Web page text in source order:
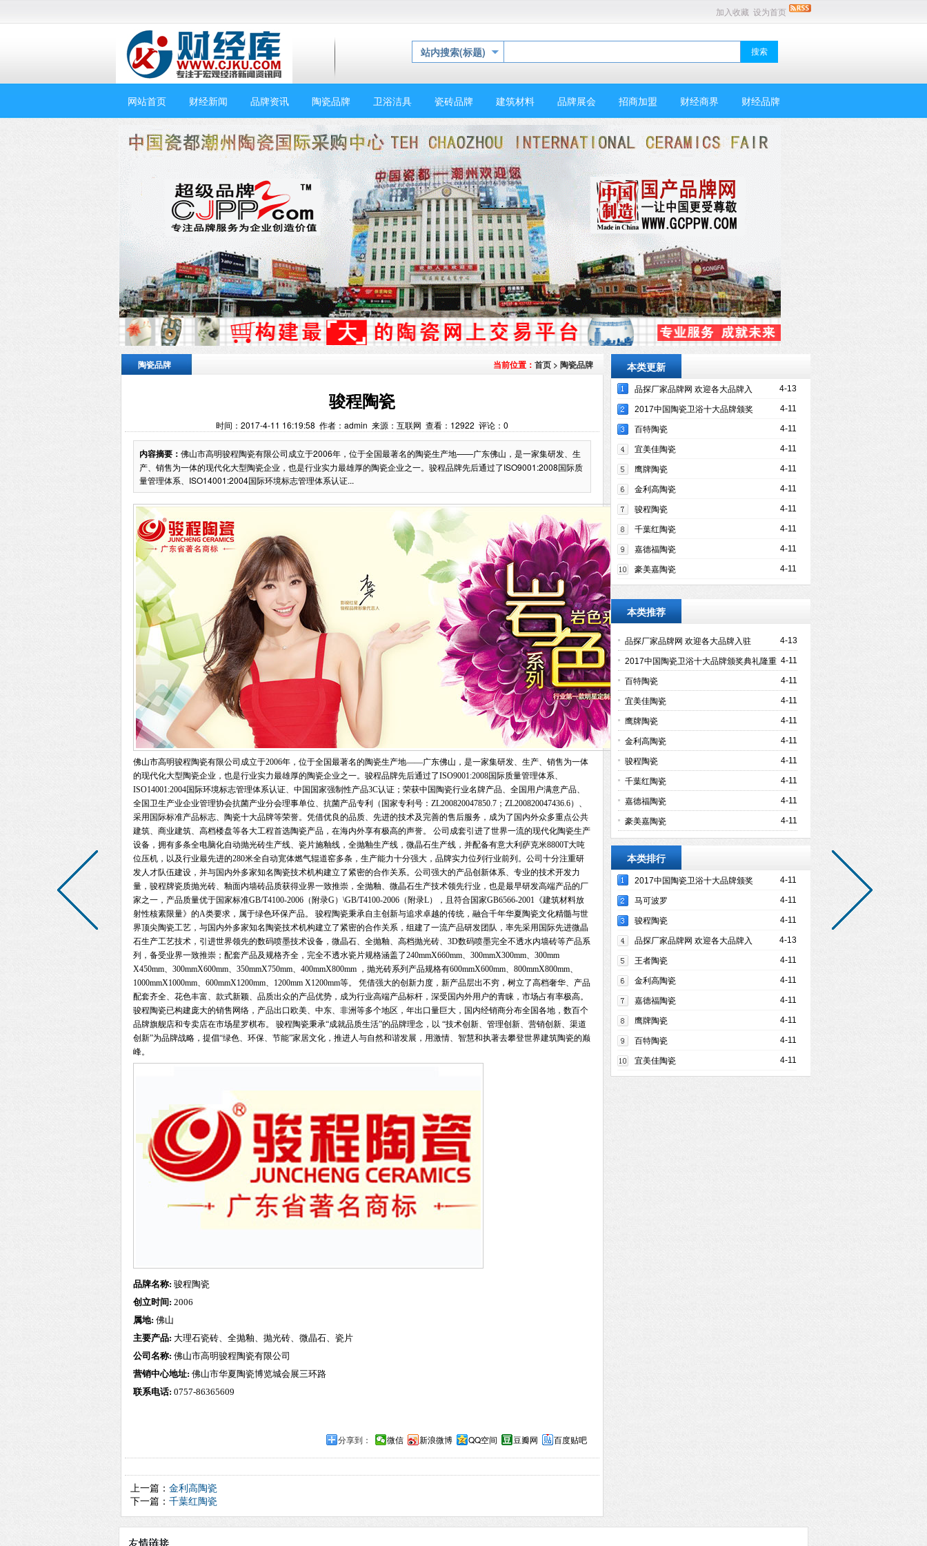
加入收藏 设为首页
站内搜索(标题)
网站首页 财经新闻 品牌资讯 陶瓷品牌 卫浴洁具 瓷砖品牌 建筑材料 品牌展会 招商加盟 财经商界 财经品牌
陶瓷品牌 当前位置： 首页 > 陶瓷品牌
骏程陶瓷
时间：2017-4-11 16:19:58 作者：admin 来源：互联网 查看： 12922 评论： 0
内容摘要： 佛山市高明骏程陶瓷有限公司成立于2006年，位于全国最著名的陶瓷生产地——广东佛山，是一家集研发、生
产、销售为一体的现代化大型陶瓷企业，也是行业实力最雄厚的陶瓷企业之一。骏程品牌先后通过了ISO9001:2008国际质
量管理体系、ISO14001:2004国际环境标志管理体系认证...
佛山市高明骏程陶瓷有限公司成立于2006年，位于全国最著名的陶瓷生产地——广东佛山，是一家集研发、生产、销售为一体
的现代化大型陶瓷企业，也是行业实力最雄厚的陶瓷企业之一。骏程品牌先后通过了ISO9001:2008国际质量管理体系、
ISO14001:2004国际环境标志管理体系认证、中国国家强制性产品3C认证；荣获中国陶瓷行业名牌产品、全国用户满意产品、
全国卫生产业企业管理协会抗菌产业分会理事单位、抗菌产品专利（国家专利号：ZL200820047850.7；ZL200820047436.6）、
采用国际标准产品标志、陶瓷十大品牌等荣誉。凭借优良的品质、先进的技术及完善的售后服务，成为了国内外众多重点公共
建筑、商业建筑、高档楼盘等各大工程首选陶瓷产品，在海内外享有极高的声誉。 公司成套引进了世界一流的现代化陶瓷生产
设备，拥有多条全电脑化自动抛光砖生产线、瓷片施釉线，全抛釉生产线，微晶石生产线，并配备有意大利萨克米8800T大吨
位压机，以及行业最先进的280米全自动宽体燃气辊道窑多条，生产能力十分强大，品牌实力位列行业前列。公司十分注重研
发人才队伍建设，并与国内外多家知名陶瓷技术机构建立了紧密的合作关系。公司强大的产品创新体系、专业的技术开发力
量，骏程牌瓷质抛光砖、釉面内墙砖品质获得业界一致推崇，全抛釉、微晶石生产技术领先行业，也是最早研发高端产品的厂
家之一，产品质量优于国家标准GB/T4100-2006（附录G）\GB/T4100-2006（附录L），且符合国家GB6566-2001《建筑材料放
射性核素限量》的A类要求，属于绿色环保产品。 骏程陶瓷秉承自主创新与追求卓越的传统，融合千年华夏陶瓷文化精髓与世
界顶尖陶瓷工艺，与国内外多家知名陶瓷技术机构建立了紧密的合作关系，组建了一流产品研发团队，率先采用国际先进微晶
石生产工艺技术，引进世界领先的数码喷墨技术设备，微晶石、全抛釉、高档抛光砖、3D数码喷墨完全不透水内墙砖等产品系
列，备受业界一致推崇；配套产品及规格齐全，完全不透水瓷片规格涵盖了240mmX660mm、300mmX300mm、300mm
X450mm、300mmX600mm、350mmX750mm、400mmX800mm ，抛光砖系列产品规格有600mmX600mm、800mmX800mm、
1000mmX1000mm、600mmX1200mm、1200mm X1200mm等。 凭借强大的创新力度，新产品层出不穷，树立了高档奢华、产品
配套齐全、花色丰富、款式新颖、品质出众的产品优势，成为行业高端产品标杆，深受国内外用户的青睐，市场占有率极高。
骏程陶瓷已构建庞大的销售网络，产品出口欧美、中东、非洲等多个地区，年出口量巨大，国内经销商分布全国各地，数百个
品牌旗舰店和专卖店在市场星罗棋布。 骏程陶瓷秉承“成就品质生活”的品牌理念，以 “技术创新、管理创新、营销创新、渠道
创新”为品牌战略，提倡“绿色、环保、节能”家居文化，推进人与自然和谐发展，用激情、智慧和执著去攀登世界建筑陶瓷的巅
峰。
品牌名称: 骏程陶瓷
创立时间: 2006
属地: 佛山
主要产品: 大理石瓷砖、全抛釉、抛光砖、微晶石、瓷片
公司名称: 佛山市高明骏程陶瓷有限公司
营销中心地址: 佛山市华夏陶瓷博览城会展三环路
联系电话: 0757-86365609
分享到： 微信 新浪微博 QQ空间 豆瓣网 百度贴吧
上一篇： 金利高陶瓷
下一篇： 千葉红陶瓷
本类更新
4-13
品探厂家品牌网 欢迎各大品牌入
驻 4-11
2017中国陶瓷卫浴十大品牌颁奖
典礼隆重举行 4-11
百特陶瓷
4-11
宜美佳陶瓷
4-11
鹰牌陶瓷
4-11
金利高陶瓷
4-11
骏程陶瓷
4-11
千葉红陶瓷
4-11
嘉德福陶瓷
4-11
豪美嘉陶瓷
本类推荐
4-13
品探厂家品牌网 欢迎各大品牌入驻
4-11
2017中国陶瓷卫浴十大品牌颁奖典礼隆重
举行 4-11
百特陶瓷
4-11
宜美佳陶瓷
4-11
鹰牌陶瓷
4-11
金利高陶瓷
4-11
骏程陶瓷
4-11
千葉红陶瓷
4-11
嘉德福陶瓷
4-11
豪美嘉陶瓷
本类排行
4-11
2017中国陶瓷卫浴十大品牌颁奖
典礼隆重举行 4-11
马可波罗
4-11
骏程陶瓷
4-13
品探厂家品牌网 欢迎各大品牌入
驻 4-11
王者陶瓷
4-11
金利高陶瓷
4-11
嘉德福陶瓷
4-11
鹰牌陶瓷
4-11
百特陶瓷
4-11
宜美佳陶瓷